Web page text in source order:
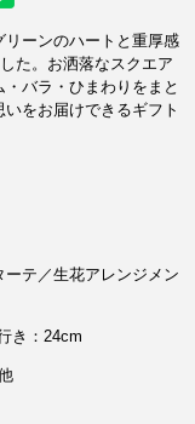
ーンのハートと重厚感
た。お洒落なスクエア
バラ・ひまわりをまと
をお届けできるギフト
テ／生花アレンジメン
き：24cm